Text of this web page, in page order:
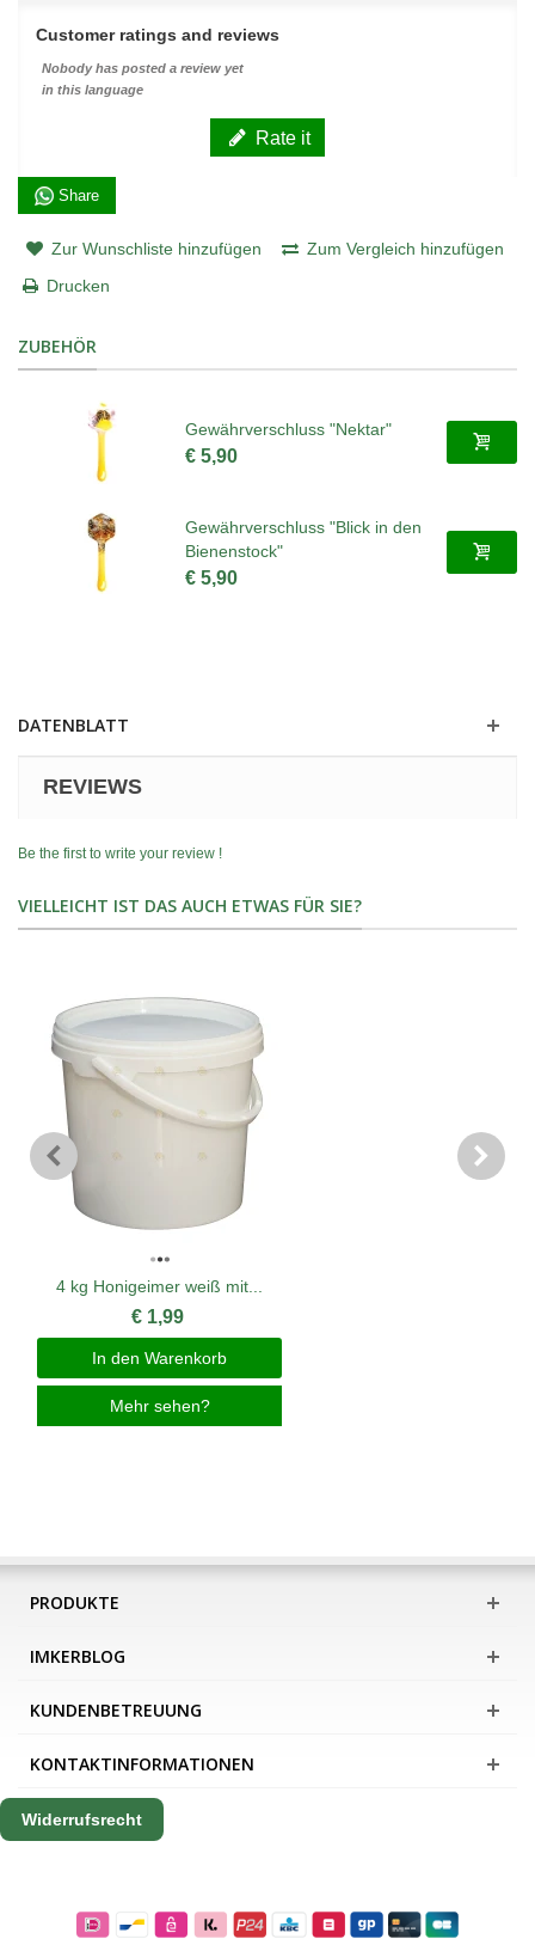
Customer ratings and reviews
Nobody has posted a review yet
in this language
Rate it
Share
Zur Wunschliste hinzufügen
Zum Vergleich hinzufügen
Drucken
ZUBEHÖR
Gewährverschluss "Nektar"
€ 5,90
Gewährverschluss "Blick in den
Bienenstock"
€ 5,90
DATENBLATT
REVIEWS
Be the first to write your review !
VIELLEICHT IST DAS AUCH ETWAS FÜR SIE?
4 kg Honigeimer weiß mit...
€ 1,99
In den Warenkorb
Mehr sehen?
PRODUKTE
IMKERBLOG
KUNDENBETREUUNG
KONTAKTINFORMATIONEN
Widerrufsrecht